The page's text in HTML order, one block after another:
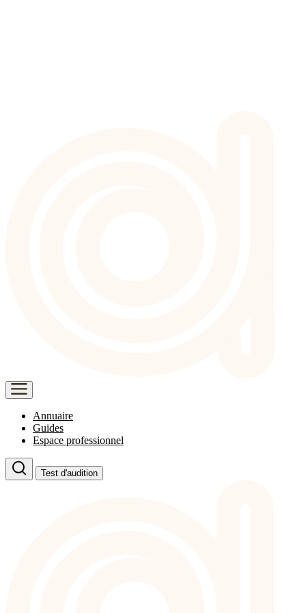
Annuaire
Guides
Espace professionnel
Test d'audition